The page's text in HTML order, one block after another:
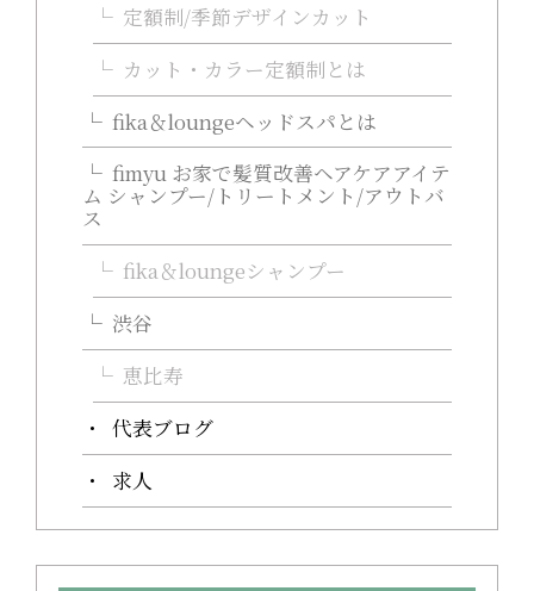
定額制/季節デザインカット
カット・カラー定額制とは
fika＆loungeヘッドスパとは
fimyu お家で髪質改善ヘアケアアイテ
ム シャンプー/トリートメント/アウトバ
ス
fika＆loungeシャンプー
渋谷
恵比寿
代表ブログ
求人